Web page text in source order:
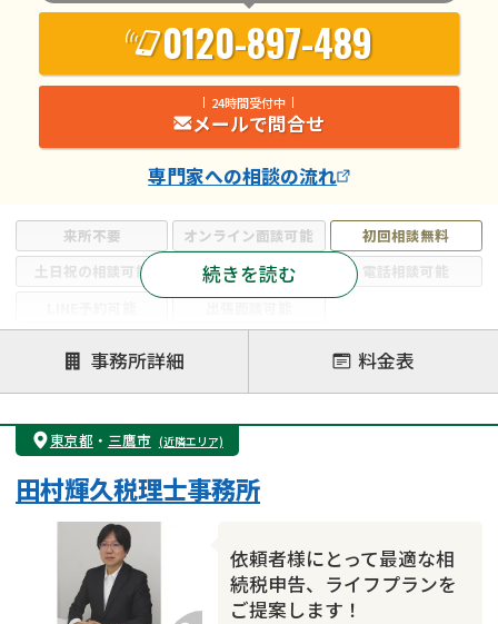
来所不要 オンライン面談可能
初回相談無料
土日祝の相談可能
19時以降電話可能
電話相談可能
注力案件
遺言書作成・遺言執行
相続放棄
相続登記
遺産分割
遺留分侵害額請求
相続税申告
相続手続き
銀行手続き
成年後見・任意後見
贈与税
相続人調査
相続トラブル
続きを読む
0120-897-489
24時間受付中
メールで問合せ
専門家への相談の流れ
事務所詳細 料金表
東京都 ・ 三鷹市 (近隣エリア)
依頼者様にとって最適な相
続税申告、ライフプランを
ご提案します！
田村輝久税理士事務所